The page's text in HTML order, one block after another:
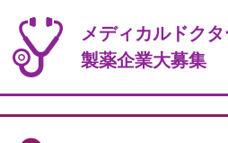
メディカルドク
製薬企業大募集